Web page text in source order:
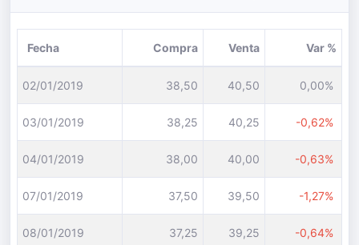
Fecha Compra Venta Var %
02/01/2019 38,50 40,50 0,00%
03/01/2019 38,25 40,25 -0,62%
04/01/2019 38,00 40,00 -0,63%
07/01/2019 37,50 39,50 -1,27%
08/01/2019 37,25 39,25 -0,64%